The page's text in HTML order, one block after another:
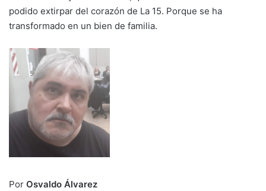
podido extirpar del corazón de La 15. Porque se ha
transformado en un bien de familia.
Por Osvaldo Álvarez